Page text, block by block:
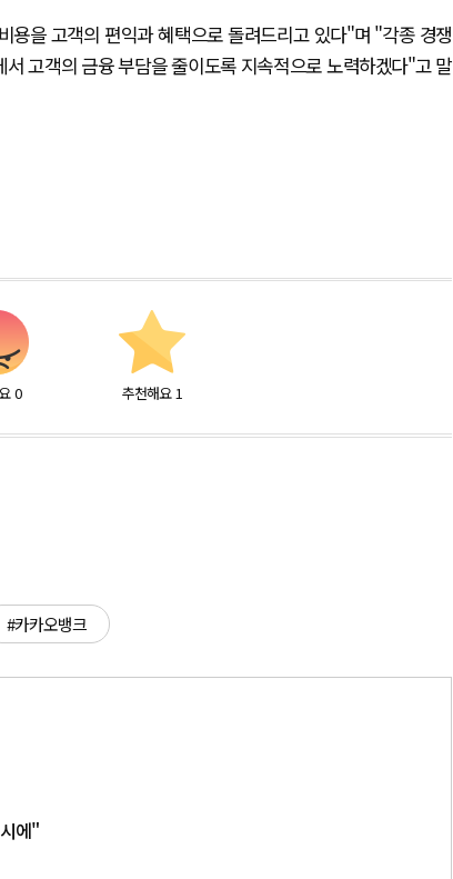
을 고객의 편익과 혜택으로 돌려드리고 있다"며 "각종 경쟁
고객의 금융 부담을 줄이도록 지속적으로 노력하겠다"고 말
0 추천해요 1
#카카오뱅크
에"